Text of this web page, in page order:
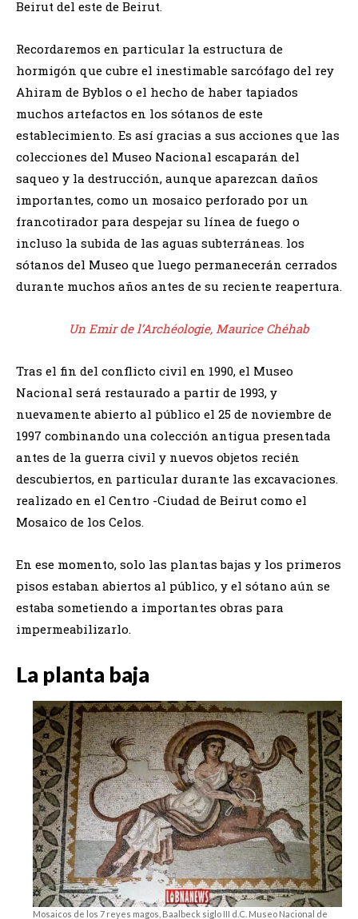
Beirut del este de Beirut.
Recordaremos en particular la estructura de
hormigón que cubre el inestimable sarcófago del rey
Ahiram de Byblos o el hecho de haber tapiados
muchos artefactos en los sótanos de este
establecimiento. Es así gracias a sus acciones que las
colecciones del Museo Nacional escaparán del
saqueo y la destrucción, aunque aparezcan daños
importantes, como un mosaico perforado por un
francotirador para despejar su línea de fuego o
incluso la subida de las aguas subterráneas. los
sótanos del Museo que luego permanecerán cerrados
durante muchos años antes de su reciente reapertura.
Un Emir de l’Archéologie, Maurice Chéhab
Tras el fin del conflicto civil en 1990, el Museo
Nacional será restaurado a partir de 1993, y
nuevamente abierto al público el 25 de noviembre de
1997 combinando una colección antigua presentada
antes de la guerra civil y nuevos objetos recién
descubiertos, en particular durante las excavaciones.
realizado en el Centro -Ciudad de Beirut como el
Mosaico de los Celos.
En ese momento, solo las plantas bajas y los primeros
pisos estaban abiertos al público, y el sótano aún se
estaba sometiendo a importantes obras para
impermeabilizarlo.
La planta baja
Mosaicos de los 7 reyes magos, Baalbeck siglo III d.C. Museo Nacional de